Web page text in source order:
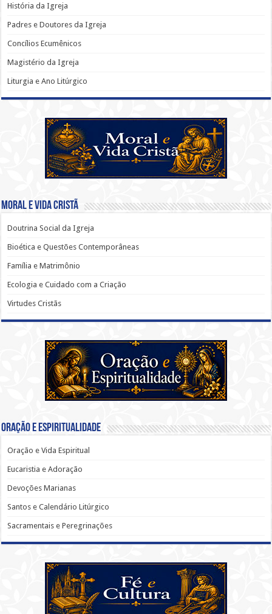
História da Igreja
Padres e Doutores da Igreja
Concílios Ecumênicos
Magistério da Igreja
Liturgia e Ano Litúrgico
Moral e Vida Cristã
Doutrina Social da Igreja
Bioética e Questões Contemporâneas
Família e Matrimônio
Ecologia e Cuidado com a Criação
Virtudes Cristãs
Oração e Espiritualidade
Oração e Vida Espiritual
Eucaristia e Adoração
Devoções Marianas
Santos e Calendário Litúrgico
Sacramentais e Peregrinações